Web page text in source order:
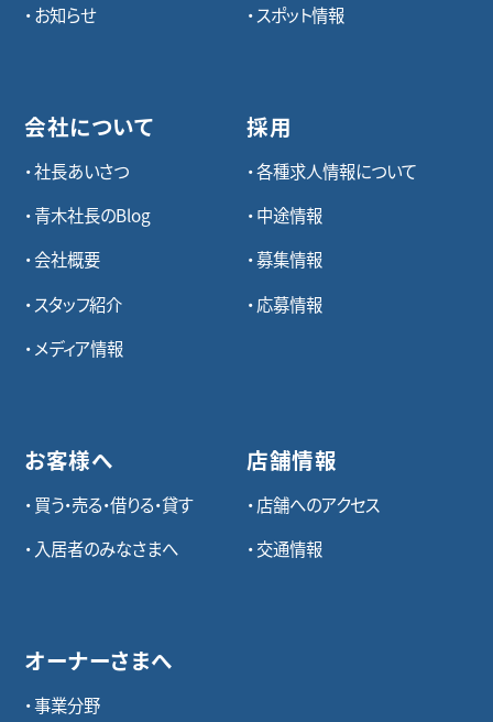
お知らせ
会社について
社長あいさつ
青木社長のBlog
会社概要
スタッフ紹介
メディア情報
お客様へ
買う・売る・借りる・貸す
入居者のみなさまへ
オーナーさまへ
事業分野
スポット情報
採用
各種求⼈情報について
中途情報
募集情報
応募情報
店舗情報
店舗へのアクセス
交通情報